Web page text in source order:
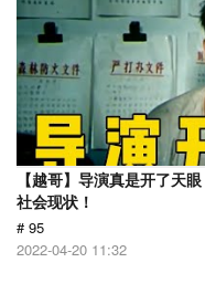
【越哥】导演真是开了天
社会现状！
# 95
2022-04-20 11:32